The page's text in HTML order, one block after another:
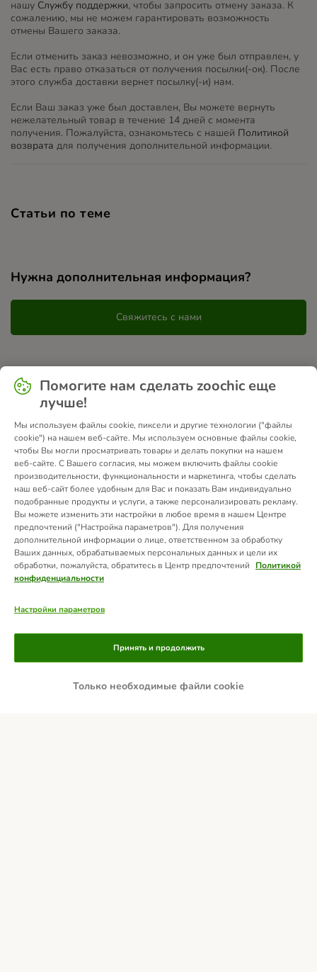
нашу Службу поддержки, чтобы запросить отмену заказа. К
сожалению, мы не можем гарантировать возможность
отмены Вашего заказа.
Если отменить заказ невозможно, и он уже был отправлен, у
Вас есть право отказаться от получения посылки(-ок). После
этого служба доставки вернет посылку(-и) нам.
Если Ваш заказ уже был доставлен, Вы можете вернуть
нежелательный товар в течение 14 дней с момента
получения. Пожалуйста, ознакомьтесь с нашей Политикой
возврата для получения дополнительной информации.
Статьи по теме
Нужна дополнительная информация?
Свяжитесь с нами
Способы оплаты
ПРЕДОПЛАТА
Помогите нам сделать zoochic еще
лучше!
Мы используем файлы cookie, пиксели и другие технологии ("файлы
cookie") на нашем веб-сайте. Мы используем основные файлы cookie,
чтобы Вы могли просматривать товары и делать покупки на нашем
веб-сайте. С Вашего согласия, мы можем включить файлы cookie
производительности, функциональности и маркетинга, чтобы сделать
наш веб-сайт более удобным для Вас и показать Вам индивидуально
подобранные продукты и услуги, а также персонализировать рекламу.
Вы можете изменить эти настройки в любое время в нашем Центре
предпочтений ("Настройка параметров"). Для получения
дополнительной информации о лице, ответственном за обработку
Ваших данных, обрабатываемых персональных данных и цели их
обработки, пожалуйста, обратитесь в Центр предпочтений
Политикой
конфиденциальности
Настройки параметров
Только необходимые файли cookie
Принять и продолжить